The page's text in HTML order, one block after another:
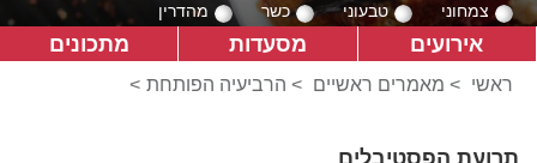
צמחוני טבעוני כשר מהדרין
אירועים מסעדות מתכונים
ראשי > מאמרים ראשיים > הרביעיה הפותחת >
תרועת הפסטיבלים